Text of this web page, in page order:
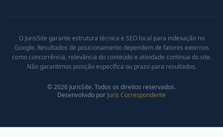
O JurisSite garante estrutura técnica e SEO local para indexação no
Google. Resultados de posicionamento dependem de fatores externos
como concorrência, relevância do conteúdo e atividade contínua do site.
Não garantimos posição específica ou prazo para resultados.
©2026 JurisSite. Todos os direitos reservados.
Desenvolvido por Juris Correspondente